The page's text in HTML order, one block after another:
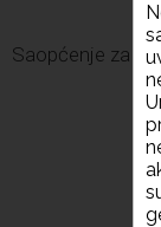
Saopćenje za